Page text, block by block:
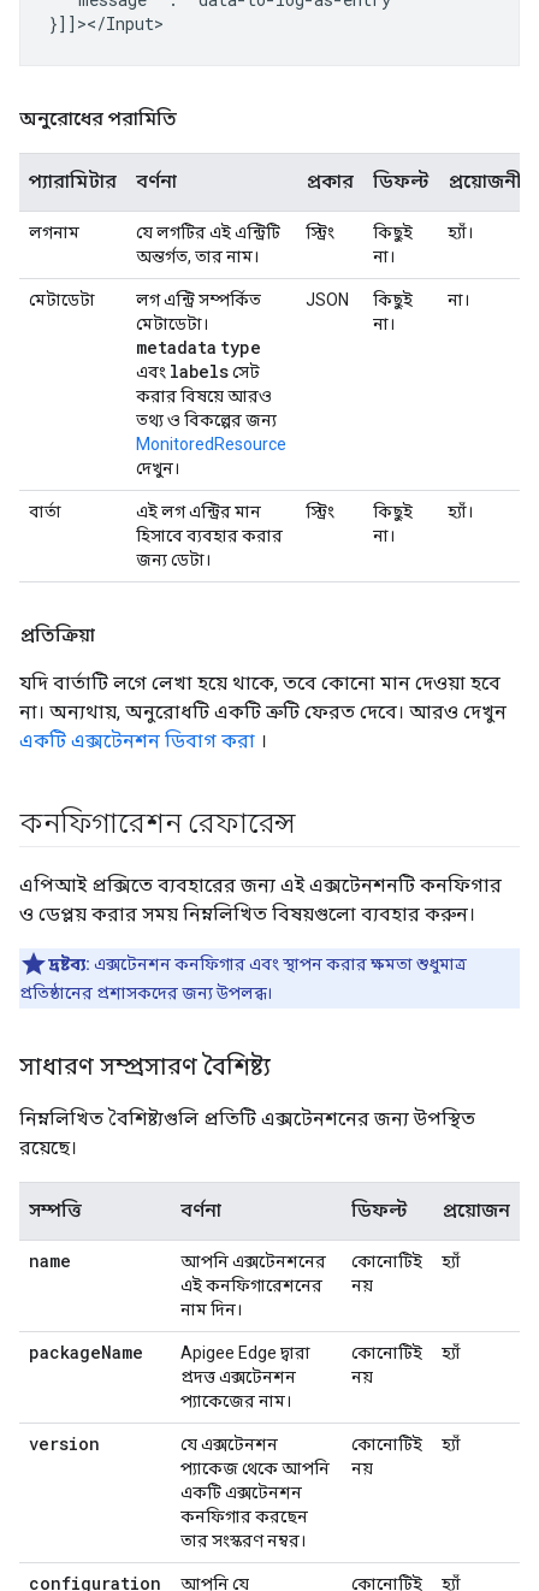
অনুরোধের পরামিতি
প্যারামিটার বর্ণনা প্রকার ডিফল্ট প্রয়োজনীয়
লগনাম
যে লগটির এই এন্ট্রিটি
অন্তর্গত, তার নাম।
স্ট্রিং
কিছুই
না।
হ্যাঁ।
মেটাডেটা
লগ এন্ট্রি সম্পর্কিত
মেটাডেটা।
metadata type
এবং labelsসেট
করার বিষয়ে আরও
তথ্য ও বিকল্পের জন্য
MonitoredResource
দেখুন।
JSON
কিছুই
না।
না।
বার্তা
এই লগ এন্ট্রির মান
হিসাবে ব্যবহার করার
জন্য ডেটা।
স্ট্রিং
কিছুই
না।
হ্যাঁ।
প্রতিক্রিয়া
যদি বার্তাটি লগে লেখা হয়ে থাকে, তবে কোনো মান দেওয়া হবে
না। অন্যথায়, অনুরোধটি একটি ত্রুটি ফেরত দেবে। আরও দেখুন
একটি এক্সটেনশন ডিবাগ করা ।
কনফিগারেশন রেফারেন্স
এপিআই প্রক্সিতে ব্যবহারের জন্য এই এক্সটেনশনটি কনফিগার
ও ডেপ্লয় করার সময় নিম্নলিখিত বিষয়গুলো ব্যবহার করুন।
দ্রষ্টব্য: এক্সটেনশন কনফিগার এবং স্থাপন করার ক্ষমতা শুধুমাত্র
প্রতিষ্ঠানের প্রশাসকদের জন্য উপলব্ধ।
সাধারণ সম্প্রসারণ বৈশিষ্ট্য
নিম্নলিখিত বৈশিষ্ট্যগুলি প্রতিটি এক্সটেনশনের জন্য উপস্থিত
রয়েছে।
সম্পত্তি বর্ণনা ডিফল্ট প্রয়োজন
name
আপনি এক্সটেনশনের
এই কনফিগারেশনের
নাম দিন।
কোনোটিই
নয়
হ্যাঁ
packageName
Apigee Edge দ্বারা
প্রদত্ত এক্সটেনশন
প্যাকেজের নাম।
কোনোটিই
নয়
হ্যাঁ
version
যে এক্সটেনশন
প্যাকেজ থেকে আপনি
একটি এক্সটেনশন
কনফিগার করছেন
তার সংস্করণ নম্বর।
কোনোটিই
নয়
হ্যাঁ
configuration
আপনি যে
কোনোটিই
হ্যাঁ